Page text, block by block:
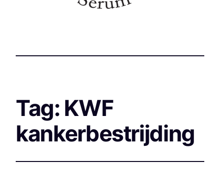
Tag: KWF
kankerbestrijding